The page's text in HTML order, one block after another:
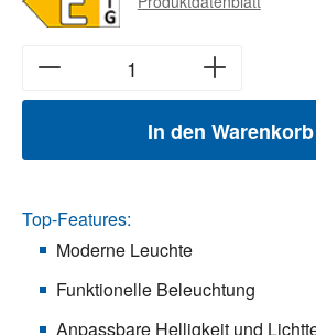
In den Warenkorb
Top-Features:
Moderne Leuchte
Funktionelle Beleuchtung
Anpassbare Helligkeit und